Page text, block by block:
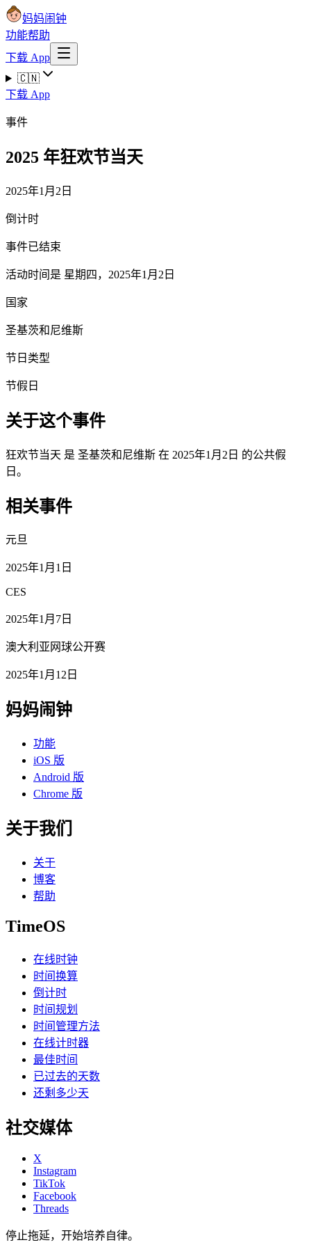
妈妈闹钟
功能帮助
下载 App
🇨🇳
下载 App
事件
2025 年狂欢节当天
2025年1月2日
倒计时
事件已结束
活动时间是 星期四，2025年1月2日
国家
圣基茨和尼维斯
节日类型
节假日
关于这个事件
狂欢节当天 是 圣基茨和尼维斯 在 2025年1月2日 的公共假
日。
相关事件
元旦
2025年1月1日
CES
2025年1月7日
澳大利亚网球公开赛
2025年1月12日
妈妈闹钟
功能
iOS 版
Android 版
Chrome 版
关于我们
关于
博客
帮助
TimeOS
在线时钟
时间换算
倒计时
时间规划
时间管理方法
在线计时器
最佳时间
已过去的天数
还剩多少天
社交媒体
X
Instagram
TikTok
Facebook
Threads
停止拖延，开始培养自律。